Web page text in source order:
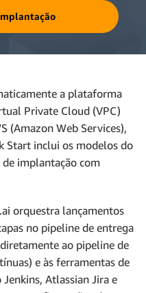
a plataforma
Private Cloud (VPC)
(Amazon Web Services),
Start inclui os modelos do
implantação com
orquestra lançamentos
no pipeline de entrega
ao pipeline de
e às ferramentas de
Atlassian Jira e